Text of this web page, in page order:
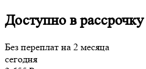
Доступно в рассрочку
Без переплат на 2 месяца
сегодня